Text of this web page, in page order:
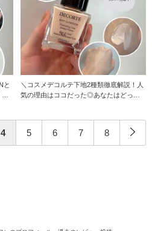
と
＼コスメデコルテ下地2種類徹底解説！人
気の理由はココだった◎あなたはどっち
4 5 6 7 8